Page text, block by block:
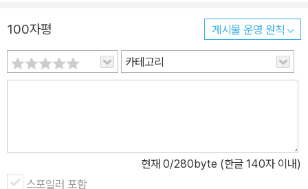
100자평 게시물 운영 원칙
카테고리
현재 0/280byte (한글 140자 이내)
스포일러 포함